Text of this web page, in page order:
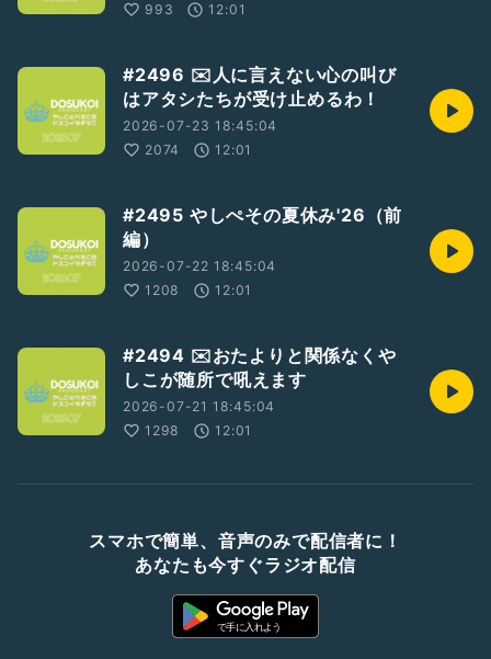
993
12:01
#2496 ✉️人に言えない心の叫び
はアタシたちが受け止めるわ！
2026-07-23 18:45:04
2074
12:01
#2495 やしぺその夏休み'26（前
編）
2026-07-22 18:45:04
1208
12:01
#2494 ✉️おたよりと関係なくや
しこが随所で吼えます
2026-07-21 18:45:04
1298
12:01
スマホで簡単、音声のみで配信者に！
あなたも今すぐラジオ配信